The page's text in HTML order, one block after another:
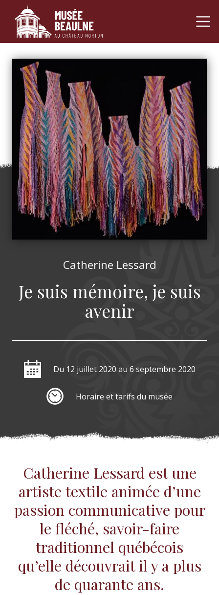
Passer au contenu Navigation
Catherine Lessard
Je suis mémoire, je suis
avenir
Du 12 juillet 2020 au 6 septembre 2020
Horaire et tarifs du musée
Catherine Lessard est une
artiste textile animée d’une
passion communicative pour
le fléché, savoir-faire
traditionnel québécois
qu’elle découvrait il y a plus
de quarante ans.